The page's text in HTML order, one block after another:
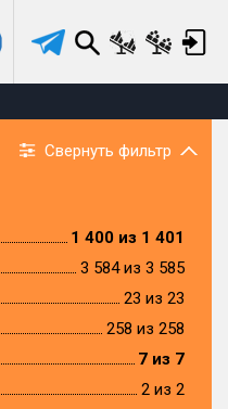
Свернуть фильтр
1 400 из 1 401
3 584 из 3 585
23 из 23
258 из 258
7 из 7
2 из 2